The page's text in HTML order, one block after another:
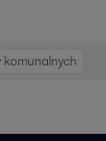
komunalnych